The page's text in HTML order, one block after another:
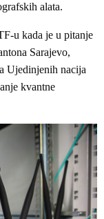
alata.
u kada je u pitanje
Sarajevo,
Ujedinjenih nacija
kvantne